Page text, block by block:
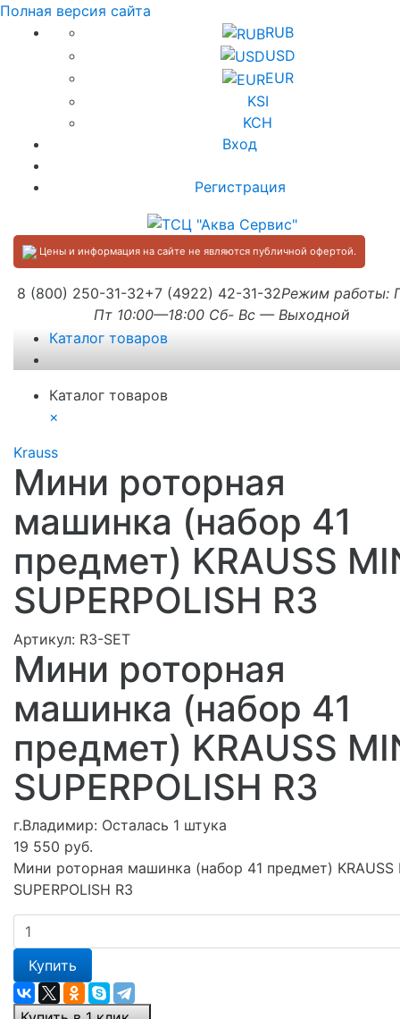
Полная версия сайта
RUB
USD
EUR
KSI
KCH
Вход
Регистрация
Цены и информация на сайте не являются публичной офертой.
8 (800) 250-31-32+7 (4922) 42-31-32Режим работы:
Пт 10:00—18:00 Сб- Вс — Выходной
Каталог товаров
Каталог товаров
×
Krauss
Мини роторная
машинка (набор 41
предмет) KRAUSS
SUPERPOLISH R3
Артикул: R3-SET
Мини роторная
машинка (набор 41
предмет) KRAUSS
SUPERPOLISH R3
г.Владимир: Осталась 1 штука
19 550 руб.
Мини роторная машинка (набор 41 предмет) KRAUSS
SUPERPOLISH R3
Купить